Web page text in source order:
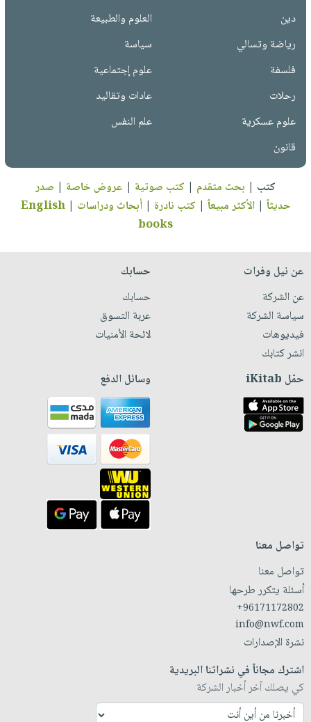
دين
العلوم والطبيعة
رياضة وتسالي
سياسة
فلسفة
علوم إجتماعية
رحلات
عادات وتقاليد
علوم عسكرية
علم النفس
قانون
كتب | بحث متقدم | كتب صوتية | عروض خاصة | صدر
حديثاً |الأكثر مبيعاً | كتب نادرة |أبحاث ودراسات |
English
books
عن نيل وفرات
عن الشركة
سياسة الشركة
فيديوهات
انشر كتابك
حسابك
حسابك
عربة التسوق
لائحة الأمنيات
حمّل iKitab وسائل الدفع
تواصل معنا
تواصل معنا
أسئلة يتكرر طرحها
+96171172802
info@nwf.com
نشرة الإصدارات
اشترك مجاناً في نشراتنا البريدية
كي يصلك آخر أخبار الشركة